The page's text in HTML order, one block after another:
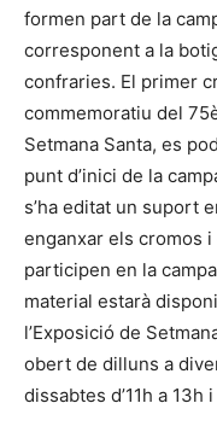
formen part de la
corresponent a la
confraries. El primer
commemoratiu del
Setmana Santa, es
punt d’inici de la
s’ha editat un suport
enganxar els cromos
participen en la
material estarà
l’Exposició de
obert de dilluns a
dissabtes d’11h a 13h